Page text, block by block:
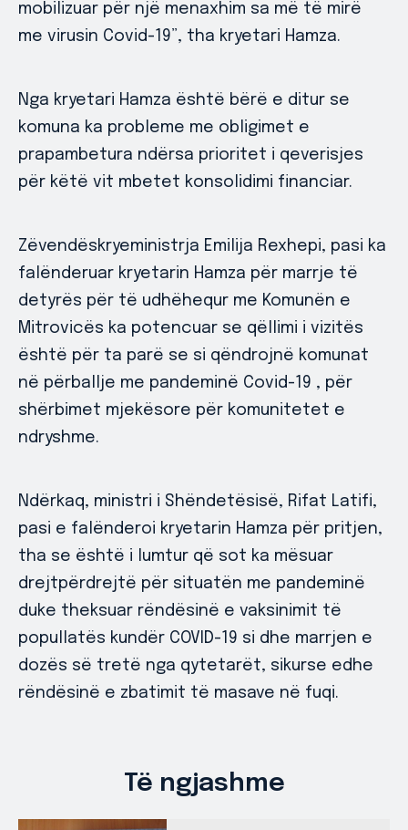
mobilizuar për një menaxhim sa më të mirë
me virusin Covid-19”, tha kryetari Hamza.
Nga kryetari Hamza është bërë e ditur se
komuna ka probleme me obligimet e
prapambetura ndërsa prioritet i qeverisjes
për këtë vit mbetet konsolidimi financiar.
Zëvendëskryeministrja Emilija Rexhepi, pasi ka
falënderuar kryetarin Hamza për marrje të
detyrës për të udhëhequr me Komunën e
Mitrovicës ka potencuar se qëllimi i vizitës
është për ta parë se si qëndrojnë komunat
në përballje me pandeminë Covid-19 , për
shërbimet mjekësore për komunitetet e
ndryshme.
Ndërkaq, ministri i Shëndetësisë, Rifat Latifi,
pasi e falënderoi kryetarin Hamza për pritjen,
tha se është i lumtur që sot ka mësuar
drejtpërdrejtë për situatën me pandeminë
duke theksuar rëndësinë e vaksinimit të
popullatës kundër COVID-19 si dhe marrjen e
dozës së tretë nga qytetarët, sikurse edhe
rëndësinë e zbatimit të masave në fuqi.
Të ngjashme